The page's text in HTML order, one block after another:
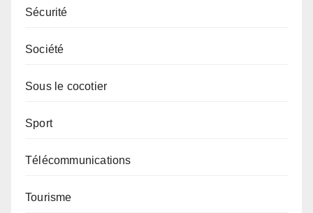
Sécurité
Société
Sous le cocotier
Sport
Télécommunications
Tourisme